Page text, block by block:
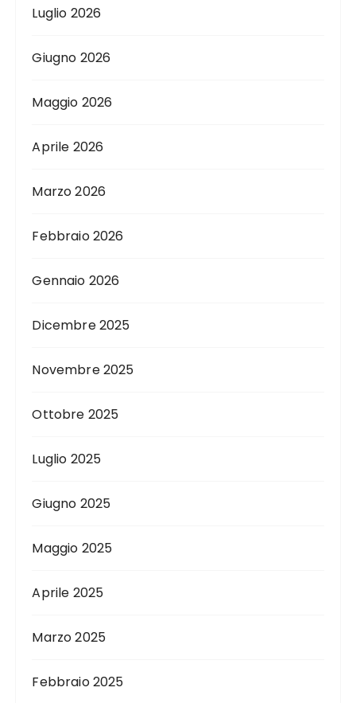
Luglio 2026
Giugno 2026
Maggio 2026
Aprile 2026
Marzo 2026
Febbraio 2026
Gennaio 2026
Dicembre 2025
Novembre 2025
Ottobre 2025
Luglio 2025
Giugno 2025
Maggio 2025
Aprile 2025
Marzo 2025
Febbraio 2025